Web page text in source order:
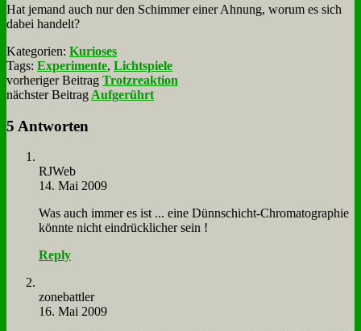
Hat je­mand auch nur den Schim­mer ei­ner Ah­nung, wor­um es sich
da­bei han­delt?
Kategorien: Kurioses
Tags: Experimente, Lichtspiele
vorheriger Beitrag Trotzreaktion
nächster Beitrag Aufgerührt
5 Antworten
RJ­Web
14. Mai 2009
Was auch im­mer es ist ... ei­ne Dünn­schicht-Chro­ma­to­gra­phie
könn­te nicht ein­drück­li­cher sein !
Reply
zone­batt­ler
16. Mai 2009